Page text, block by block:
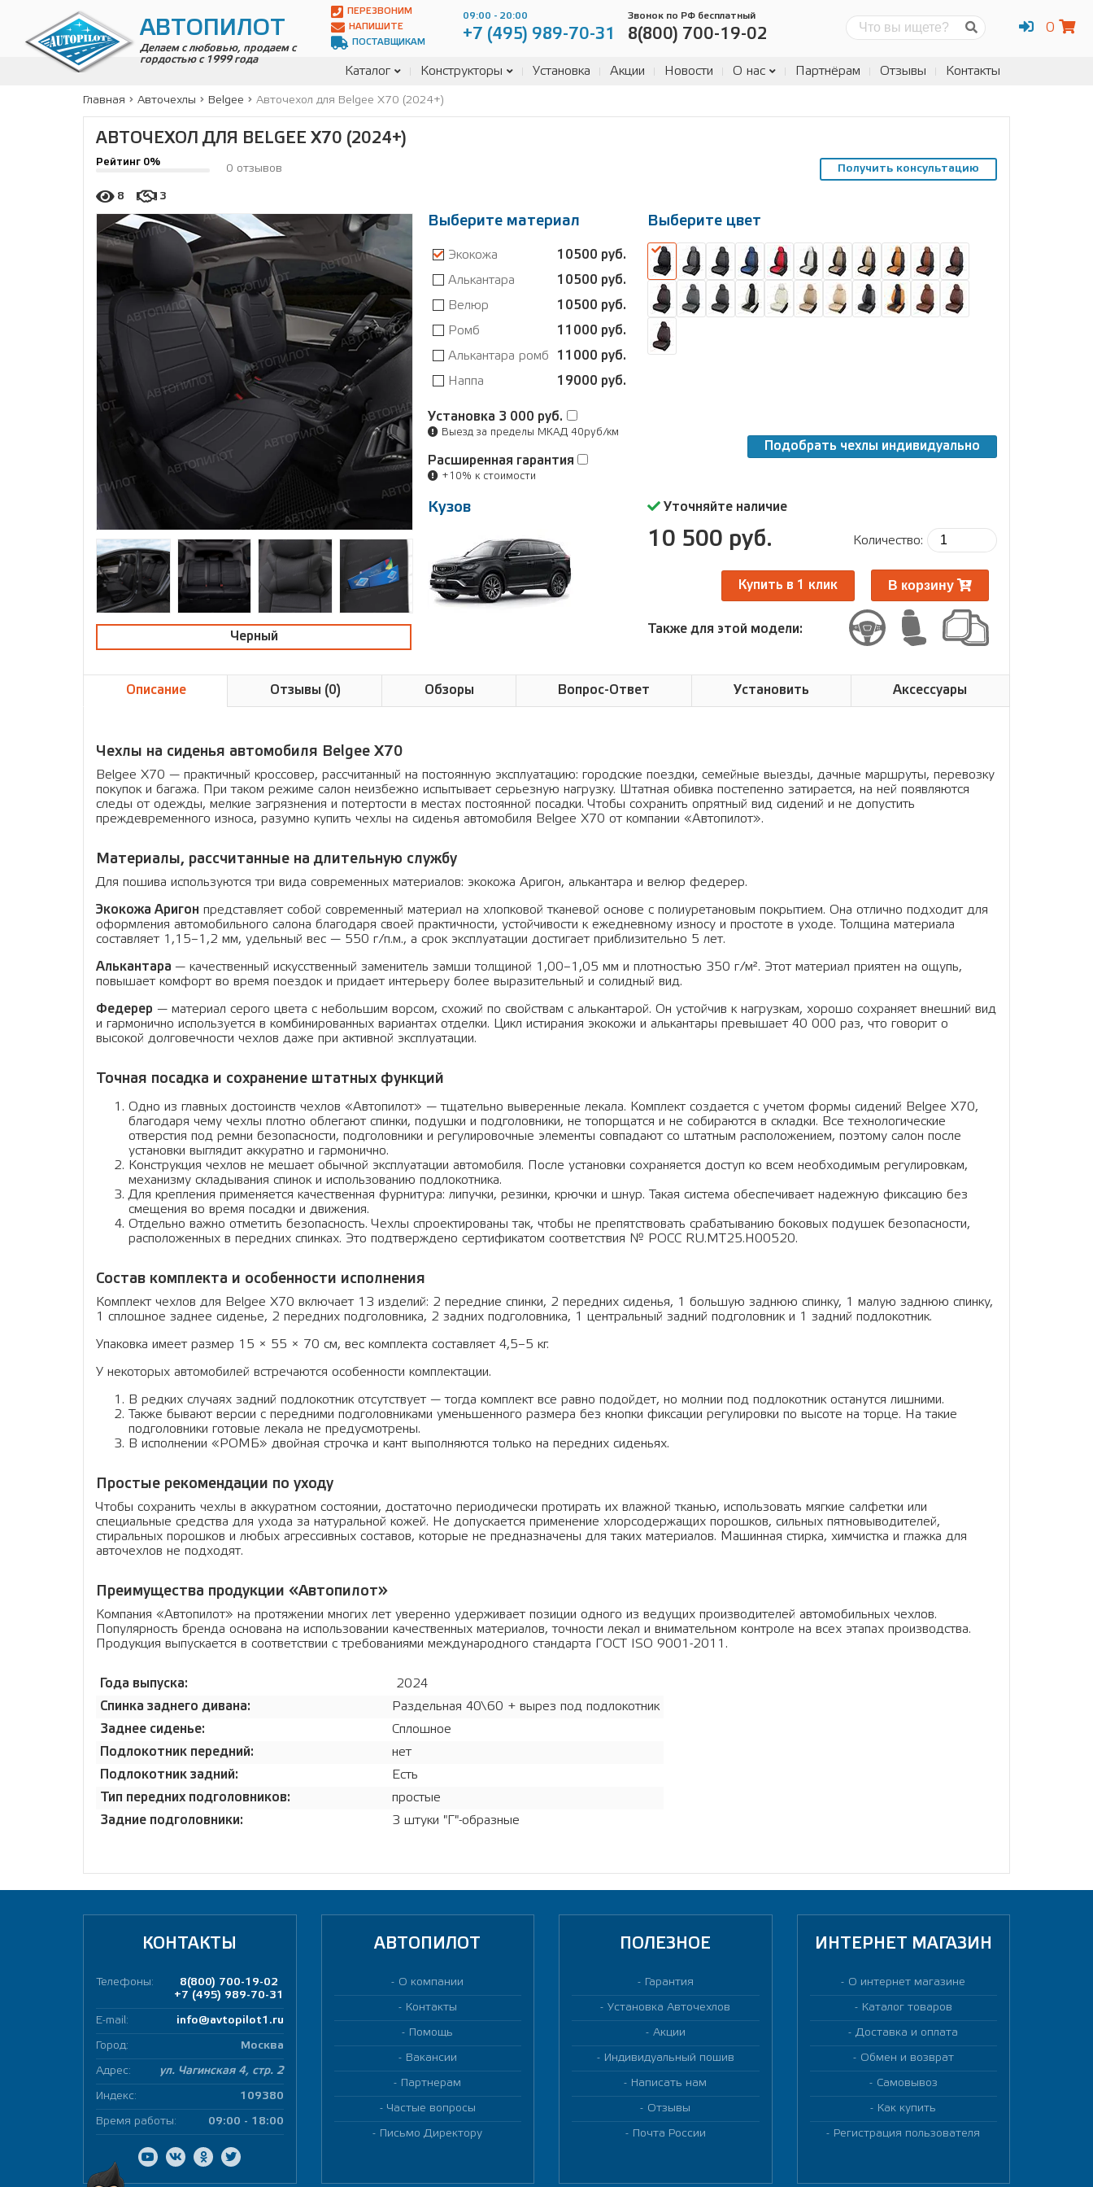
АВТОПИЛОТ
Делаем с любовью, продаем с
гордостью с 1999 года
ПЕРЕЗВОНИМ
НАПИШИТЕ
ПОСТАВЩИКАМ
09:00 - 20:00
+7 (495) 989-70-31
Звонок по РФ бесплатный
8(800) 700-19-02 0
Каталог Конструкторы Установка Акции Новости О нас Партнёрам Отзывы Контакты
Главная Авточехлы Belgee Авточехол для Belgee X70 (2024+)
АВТОЧЕХОЛ ДЛЯ BELGEE X70 (2024+)
Рейтинг 0%
0 отзывов Получить консультацию
8 3
Черный
Выберите материал
Экокожа 10500 руб.
Алькантара 10500 руб.
Велюр 10500 руб.
Ромб 11000 руб.
Алькантара ромб 11000 руб.
Наппа 19000 руб.
Выберите цвет
Подобрать чехлы индивидуально
Установка 3 000 руб.
Выезд за пределы МКАД 40руб/км
Расширенная гарантия
+10% к стоимости
Кузов Уточняйте наличие
10 500 руб. Количество:
Купить в 1 клик В корзину
Также для этой модели:
Описание Отзывы (0) Обзоры Вопрос-Ответ Установить Аксессуары
Чехлы на сиденья автомобиля Belgee X70
Belgee X70 — практичный кроссовер, рассчитанный на постоянную эксплуатацию: городские поездки, семейные выезды, дачные маршруты, перевозку
покупок и багажа. При таком режиме салон неизбежно испытывает серьезную нагрузку. Штатная обивка постепенно затирается, на ней появляются
следы от одежды, мелкие загрязнения и потертости в местах постоянной посадки. Чтобы сохранить опрятный вид сидений и не допустить
преждевременного износа, разумно купить чехлы на сиденья автомобиля Belgee X70 от компании «Автопилот».
Материалы, рассчитанные на длительную службу
Для пошива используются три вида современных материалов: экокожа Аригон, алькантара и велюр федерер.
Экокожа Аригон представляет собой современный материал на хлопковой тканевой основе с полиуретановым покрытием. Она отлично подходит для
оформления автомобильного салона благодаря своей практичности, устойчивости к ежедневному износу и простоте в уходе. Толщина материала
составляет 1,15–1,2 мм, удельный вес — 550 г/п.м., а срок эксплуатации достигает приблизительно 5 лет.
Алькантара — качественный искусственный заменитель замши толщиной 1,00–1,05 мм и плотностью 350 г/м². Этот материал приятен на ощупь,
повышает комфорт во время поездок и придает интерьеру более выразительный и солидный вид.
Федерер — материал серого цвета с небольшим ворсом, схожий по свойствам с алькантарой. Он устойчив к нагрузкам, хорошо сохраняет внешний вид
и гармонично используется в комбинированных вариантах отделки. Цикл истирания экокожи и алькантары превышает 40 000 раз, что говорит о
высокой долговечности чехлов даже при активной эксплуатации.
Точная посадка и сохранение штатных функций
Одно из главных достоинств чехлов «Автопилот» — тщательно выверенные лекала. Комплект создается с учетом формы сидений Belgee X70,
благодаря чему чехлы плотно облегают спинки, подушки и подголовники, не топорщатся и не собираются в складки. Все технологические
отверстия под ремни безопасности, подголовники и регулировочные элементы совпадают со штатным расположением, поэтому салон после
установки выглядит аккуратно и гармонично.
Конструкция чехлов не мешает обычной эксплуатации автомобиля. После установки сохраняется доступ ко всем необходимым регулировкам,
механизму складывания спинок и использованию подлокотника.
Для крепления применяется качественная фурнитура: липучки, резинки, крючки и шнур. Такая система обеспечивает надежную фиксацию без
смещения во время посадки и движения.
Отдельно важно отметить безопасность. Чехлы спроектированы так, чтобы не препятствовать срабатыванию боковых подушек безопасности,
расположенных в передних спинках. Это подтверждено сертификатом соответствия № РОСС RU.МТ25.Н00520.
Состав комплекта и особенности исполнения
Комплект чехлов для Belgee X70 включает 13 изделий: 2 передние спинки, 2 передних сиденья, 1 большую заднюю спинку, 1 малую заднюю спинку,
1 сплошное заднее сиденье, 2 передних подголовника, 2 задних подголовника, 1 центральный задний подголовник и 1 задний подлокотник.
Упаковка имеет размер 15 × 55 × 70 см, вес комплекта составляет 4,5–5 кг.
У некоторых автомобилей встречаются особенности комплектации.
В редких случаях задний подлокотник отсутствует — тогда комплект все равно подойдет, но молнии под подлокотник останутся лишними.
Также бывают версии с передними подголовниками уменьшенного размера без кнопки фиксации регулировки по высоте на торце. На такие
подголовники готовые лекала не предусмотрены.
В исполнении «РОМБ» двойная строчка и кант выполняются только на передних сиденьях.
Простые рекомендации по уходу
Чтобы сохранить чехлы в аккуратном состоянии, достаточно периодически протирать их влажной тканью, использовать мягкие салфетки или
специальные средства для ухода за натуральной кожей. Не допускается применение хлорсодержащих порошков, сильных пятновыводителей,
стиральных порошков и любых агрессивных составов, которые не предназначены для таких материалов. Машинная стирка, химчистка и глажка для
авточехлов не подходят.
Преимущества продукции «Автопилот»
Компания «Автопилот» на протяжении многих лет уверенно удерживает позиции одного из ведущих производителей автомобильных чехлов.
Популярность бренда основана на использовании качественных материалов, точности лекал и внимательном контроле на всех этапах производства.
Продукция выпускается в соответствии с требованиями международного стандарта ГОСТ ISO 9001-2011.
Года выпуска:
2024
Спинка заднего дивана:
Раздельная 40\60 + вырез под подлокотник
Заднее сиденье:
Сплошное
Подлокотник передний:
нет
Подлокотник задний:
Есть
Тип передних подголовников:
простые
Задние подголовники:
3 штуки "Г"-образные
КОНТАКТЫ
Телефоны:
8(800) 700-19-02
+7 (495) 989-70-31
E-mail: info@avtopilot1.ru
Город: Москва
Адрес: ул. Чагинская 4, стр. 2
Индекс: 109380
Время работы: 09:00 - 18:00
АВТОПИЛОТ
О компании
Контакты
Помощь
Вакансии
Партнерам
Частые вопросы
Письмо Директору
ПОЛЕЗНОЕ
Гарантия
Установка Авточехлов
Акции
Индивидуальный пошив
Написать нам
Отзывы
Почта России
ИНТЕРНЕТ МАГАЗИН
О интернет магазине
Каталог товаров
Доставка и оплата
Обмен и возврат
Самовывоз
Как купить
Регистрация пользователя
Адрес:
Чагинская